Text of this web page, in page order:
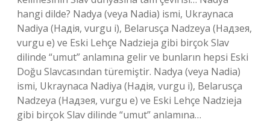
hangi dilde? Nadya (veya Nadia) ismi, Ukraynaca
Nadiya (Надія, vurgu i), Belarusça Nadzeya (Надзея,
vurgu e) ve Eski Lehçe Nadzieja gibi birçok Slav
dilinde “umut” anlamına gelir ve bunların hepsi Eski
Doğu Slavcasından türemiştir. Nadya (veya Nadia)
ismi, Ukraynaca Nadiya (Надія, vurgu i), Belarusça
Nadzeya (Надзея, vurgu e) ve Eski Lehçe Nadzieja
gibi birçok Slav dilinde “umut” anlamına…